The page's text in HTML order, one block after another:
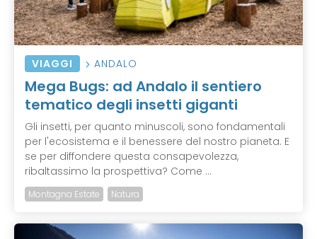
VIAGGI ANDALO
Mega Bugs: ad Andalo il sentiero
tematico degli insetti giganti
Gli insetti, per quanto minuscoli, sono fondamentali
per l'ecosistema e il benessere del nostro pianeta. E
se per diffondere questa consapevolezza,
ribaltassimo la prospettiva? Come ...
Montagna Estate Natura